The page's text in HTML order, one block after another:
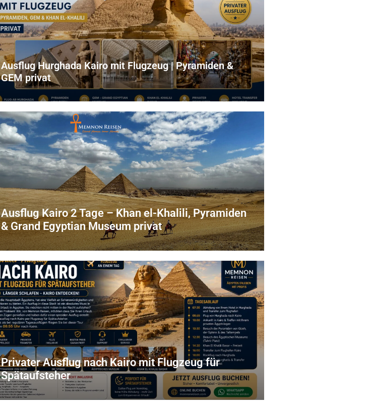
Ausflug Hurghada Kairo mit Flugzeug | Pyramiden &
GEM privat
Ausflug Kairo 2 Tage – Khan el-Khalili, Pyramiden
& Grand Egyptian Museum privat
Privater Ausflug nach Kairo mit Flugzeug für
Spätaufsteher